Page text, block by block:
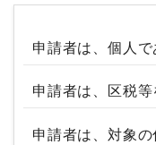
申請者は、個人で
申請者は、区税
申請者は、対象